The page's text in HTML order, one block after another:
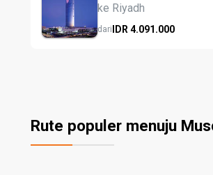
ke Riyadh
dariIDR 4.091.000
Rute populer menuju